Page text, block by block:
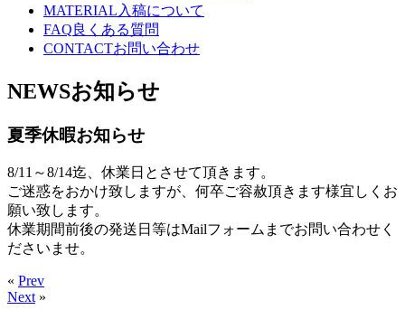
MATERIAL 入稿について
FAQ良くある質問
CONTACTお問い合わせ
NEWSお知らせ
夏季休暇お知らせ
8/11～8/14迄、休業日とさせて頂きます。
ご迷惑をおかけ致しますが、何卒ご容赦頂きます様宜しくお
願い致します。
休業期間前後の発送日等はMailフォームまでお問い合わせく
ださいませ。
« Prev
Next »